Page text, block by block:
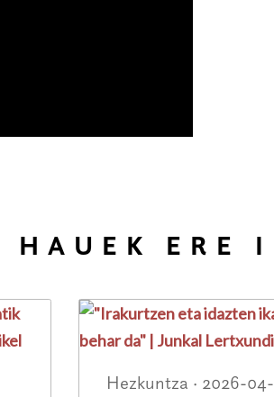
HAUEK ERE
Hezkuntza · 2026-